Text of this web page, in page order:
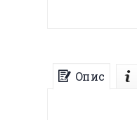
Опис